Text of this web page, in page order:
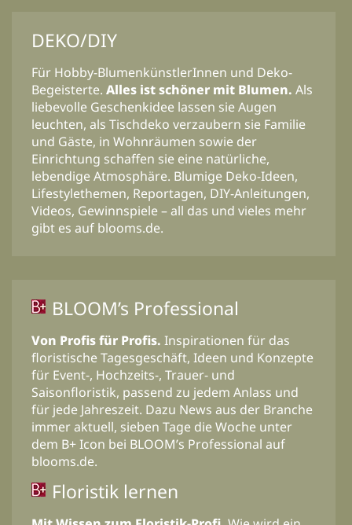
DEKO/DIY
Für Hobby-BlumenkünstlerInnen und Deko-
Begeisterte. Alles ist schöner mit Blumen. Als
liebevolle Geschenkidee lassen sie Augen
leuchten, als Tischdeko verzaubern sie Familie
und Gäste, in Wohnräumen sowie der
Einrichtung schaffen sie eine natürliche,
lebendige Atmosphäre. Blumige Deko-Ideen,
Lifestylethemen, Reportagen, DIY-Anleitungen,
Videos, Gewinnspiele – all das und vieles mehr
gibt es auf blooms.de.
BLOOM’s Professional
Von Profis für Profis. Inspirationen für das
floristische Tagesgeschäft, Ideen und Konzepte
für Event-, Hochzeits-, Trauer- und
Saisonfloristik, passend zu jedem Anlass und
für jede Jahreszeit. Dazu News aus der Branche
immer aktuell, sieben Tage die Woche unter
dem B+ Icon bei BLOOM’s Professional auf
blooms.de.
Floristik lernen